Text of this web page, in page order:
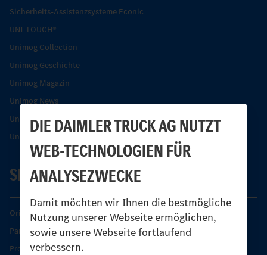
DIE DAIMLER TRUCK AG NUTZT
WEB-TECHNOLOGIEN FÜR
ANALYSEZWECKE
Damit möchten wir Ihnen die bestmögliche
Nutzung unserer Webseite ermöglichen,
sowie unsere Webseite fortlaufend
verbessern.
Sicherheits-Assistenzsysteme Econic
UNI-TOUCH®
Unimog Collection
Unimog Geschichte
Unimog Magazin
Unimog News
Unimog Partner-Portal
Unimog Sicherheit
SERVICE
Original-Teile
Partner finden
Produkt-Highlights